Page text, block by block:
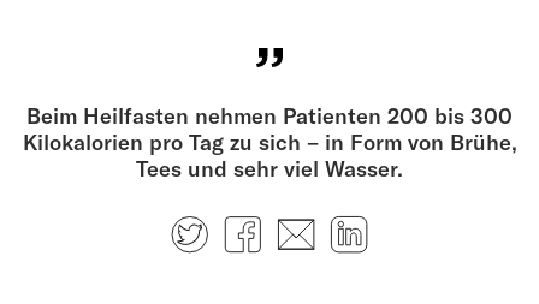
Beim Heilfasten nehmen Patienten 200 bis 300
Kilokalorien pro Tag zu sich – in Form von Brühe,
Tees und sehr viel Wasser.
TwitterFacebook
E-mail